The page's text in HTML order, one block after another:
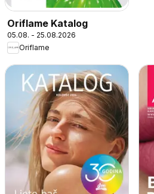
Oriflame Katalog
05.08. - 25.08.2026
Oriflame